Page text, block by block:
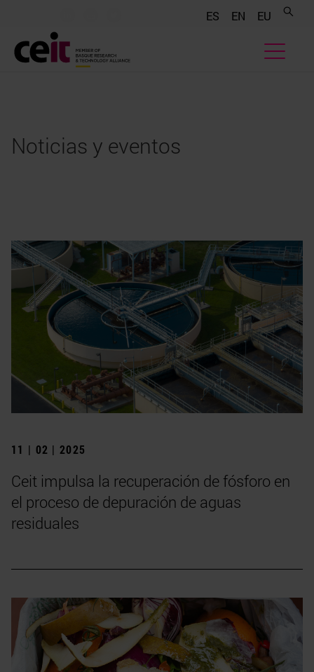
ES EN EU
Noticias y eventos
11 | 02 | 2025
Ceit impulsa la recuperación de fósforo en
el proceso de depuración de aguas
residuales